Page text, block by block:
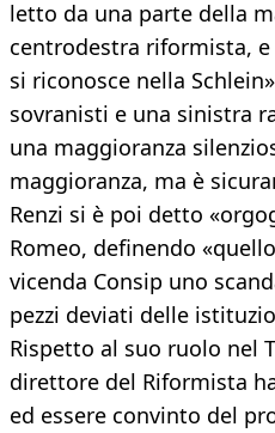
letto da una parte della
centrodestra riformista,
si riconosce nella
sovranisti e una sinistra
una maggioranza
maggioranza, ma è
Renzi si è poi detto
Romeo, definendo
vicenda Consip uno
pezzi deviati delle
Rispetto al suo ruolo nel
direttore del Riformista
ed essere convinto del